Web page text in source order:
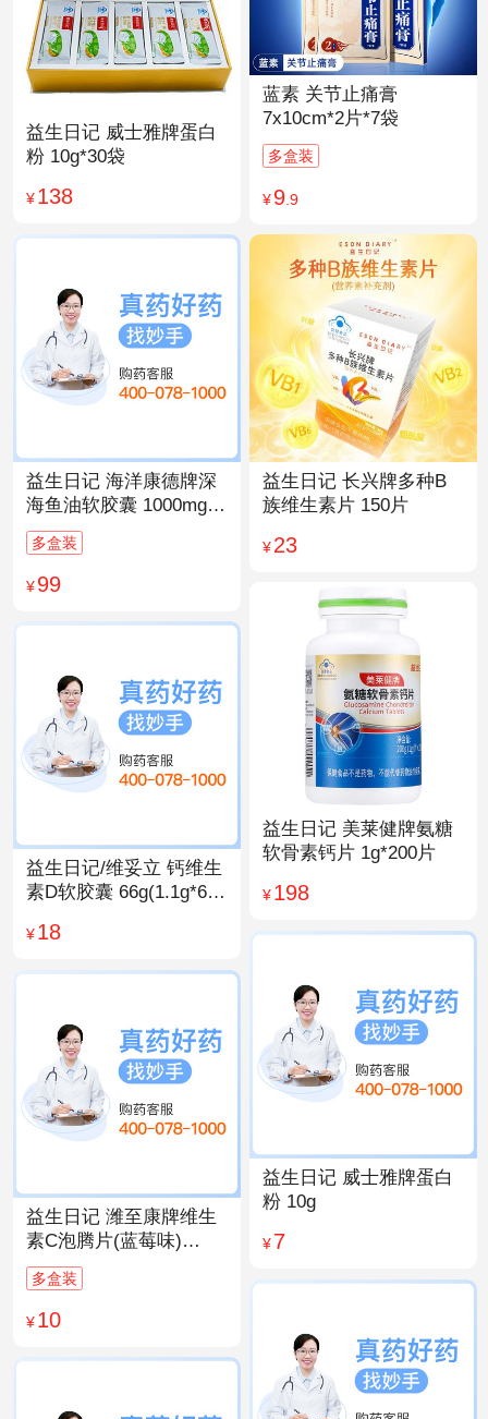
蓝素 关节止痛膏
7x10cm*2片*7袋
多盒装
¥9.9
益生日记 威士雅牌蛋白
粉 10g*30袋
¥138
益生日记 海洋康德牌深
海鱼油软胶囊 1000mg/
粒*200粒
多盒装
¥99
益生日记 长兴牌多种B
族维生素片 150片
¥23
益生日记 美莱健牌氨糖
软骨素钙片 1g*200片
¥198
益生日记/维妥立 钙维生
素D软胶囊 66g(1.1g*60
¥18
益生日记 威士雅牌蛋白
粉 10g
¥7
益生日记 潍至康牌维生
素C泡腾片(蓝莓味)
4.0g*20片
多盒装
¥10